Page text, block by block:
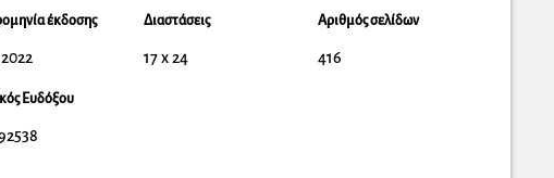
έκδοσης Διαστάσεις
17 x 24
Αριθμός σελίδων
416
Ευδόξου